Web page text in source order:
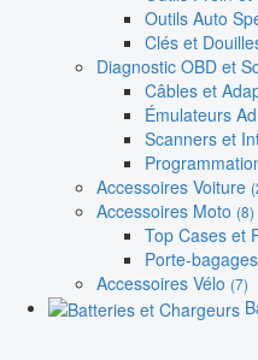
Outils Auto
Clés et
Diagnostic OBD et
Câbles et
Émulateurs
Scanners et
Accessoires Voiture
Accessoires Moto (8)
Top Cases et
Porte-
Accessoires Vélo (7)